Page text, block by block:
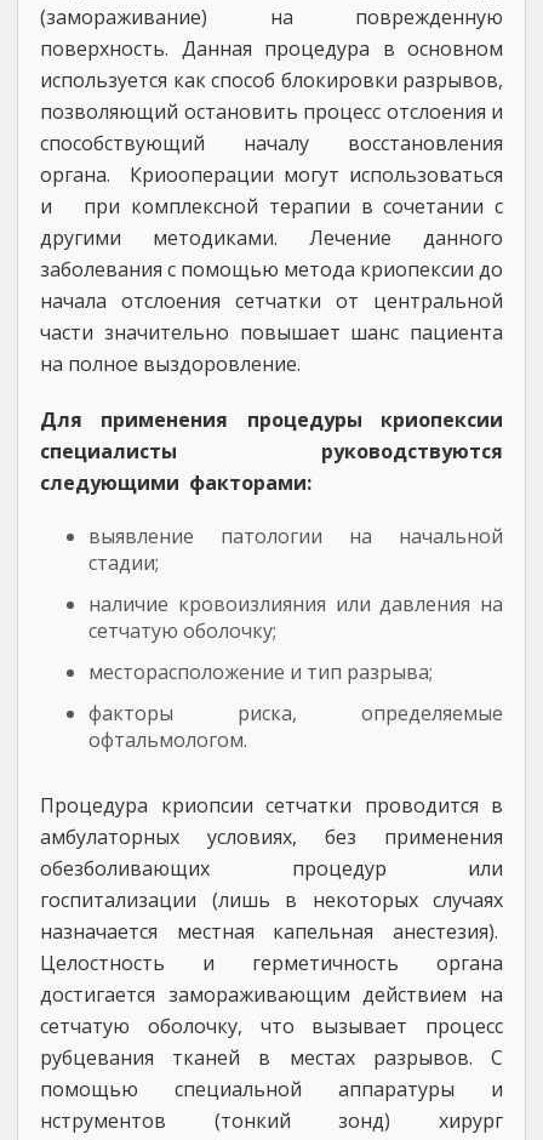
(замораживание) на поврежденную
поверхность. Данная процедура в основном
используется как способ блокировки разрывов,
позволяющий остановить процесс отслоения и
способствующий началу восстановления
органа. Криооперации могут использоваться
и при комплексной терапии в сочетании с
другими методиками. Лечение данного
заболевания с помощью метода криопексии до
начала отслоения сетчатки от центральной
части значительно повышает шанс пациента
на полное выздоровление.
Для применения процедуры криопексии
специалисты руководствуются
следующими факторами:
выявление патологии на начальной
стадии;
наличие кровоизлияния или давления на
сетчатую оболочку;
месторасположение и тип разрыва;
факторы риска, определяемые
офтальмологом.
Процедура криопсии сетчатки проводится в
амбулаторных условиях, без применения
обезболивающих процедур или
госпитализации (лишь в некоторых случаях
назначается местная капельная анестезия).
Целостность и герметичность органа
достигается замораживающим действием на
сетчатую оболочку, что вызывает процесс
рубцевания тканей в местах разрывов. С
помощью специальной аппаратуры и
нструментов (тонкий зонд) хирург